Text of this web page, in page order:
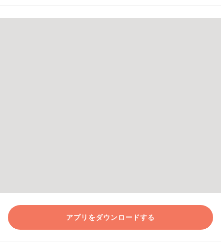
アプリをダウンロードする